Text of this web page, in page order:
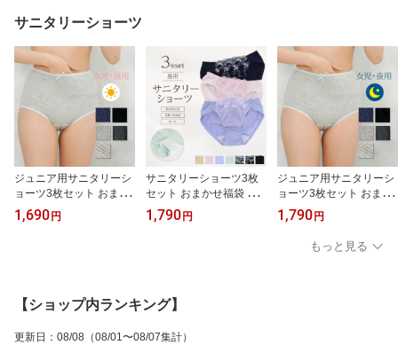
ルームウェア シームレス
サニタリーショーツ
ジュニア用サニタリーシ
ョーツ3枚セット おまか
せ福袋 ポケット付き 綿9
5% 昼用
1,690 円
サニタリーショーツ3枚
セット おまかせ福袋 M L
LL 3L【昼用・羽根付対
応】
1,790 円
ジュニア用サニタリーシ
ョーツ3枚セット おまか
せ福袋 ポケット付き 綿9
5% 夜用
1,790 円
もっと見る
【ショップ内ランキング】
更新日 ： 08/08 （08/01〜08/07集計）